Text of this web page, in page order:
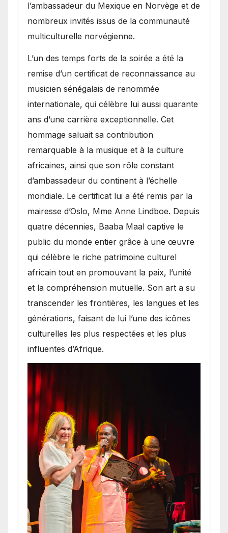
l’ambassadeur du Mexique en Norvège et de
nombreux invités issus de la communauté
multiculturelle norvégienne.
​L’un des temps forts de la soirée a été la
remise d’un certificat de reconnaissance au
musicien sénégalais de renommée
internationale, qui célèbre lui aussi quarante
ans d’une carrière exceptionnelle. Cet
hommage saluait sa contribution
remarquable à la musique et à la culture
africaines, ainsi que son rôle constant
d’ambassadeur du continent à l’échelle
mondiale. Le certificat lui a été remis par la
mairesse d’Oslo, Mme Anne Lindboe. Depuis
quatre décennies, Baaba Maal captive le
public du monde entier grâce à une œuvre
qui célèbre le riche patrimoine culturel
africain tout en promouvant la paix, l’unité
et la compréhension mutuelle. Son art a su
transcender les frontières, les langues et les
générations, faisant de lui l’une des icônes
culturelles les plus respectées et les plus
influentes d’Afrique.